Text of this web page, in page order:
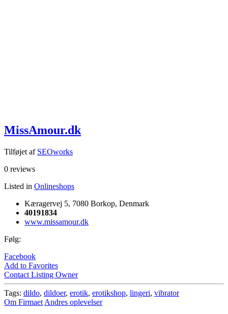
MissAmour.dk
Tilføjet af SEOworks
0 reviews
Listed in Onlineshops
Kæragervej 5, 7080 Borkop, Denmark
40191834
www.missamour.dk
Følg:
Facebook
Add to Favorites
Contact Listing Owner
Tags: dildo, dildoer, erotik, erotikshop, lingeri, vibrator
Om Firmaet Andres oplevelser